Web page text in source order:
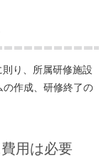
り、所属研修施設
作成、研修終了の
用は必要